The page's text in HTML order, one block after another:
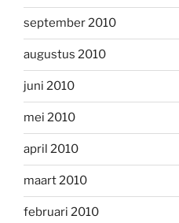
september 2010
augustus 2010
juni 2010
mei 2010
april 2010
maart 2010
februari 2010